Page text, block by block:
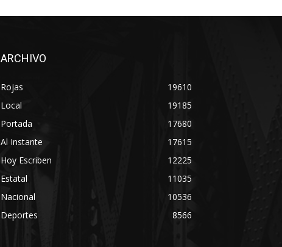
ARCHIVO
Rojas
19610
Local
19185
Portada
17680
Al Instante
17615
Hoy Escriben
12225
Estatal
11035
Nacional
10536
Deportes
8566